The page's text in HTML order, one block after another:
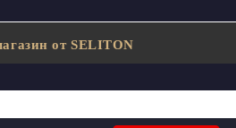
от SELITON